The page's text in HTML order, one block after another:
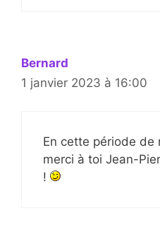
Bernard
1 janvier 2023 à 16:00
En cette période de
merci à toi Jean-
!